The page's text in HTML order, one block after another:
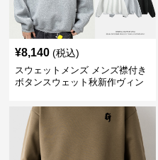
¥8,140 (税込)
スウェットメンズ メンズ襟付き
ボタンスウェット秋新作ヴィン